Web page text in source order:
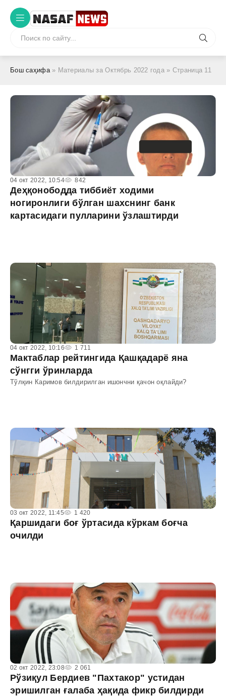
Бош саҳифа» Материалы за Октябрь 2022 года » Страница 11
04 окт 2022, 10:54 842
Деҳқонободда тиббиёт ходими
ногиронлиги бўлган шахснинг банк
картасидаги пулларини ўзлаштирди
04 окт 2022, 10:16 1 711
Мактаблар рейтингида Қашқадарё яна
сўнгги ўринларда
Тўлқин Каримов билдирилган ишончни қачон оқлайди?
03 окт 2022, 11:45 1 420
Қаршидаги боғ ўртасида кўркам боғча
очилди
02 окт 2022, 23:08 2 061
Рўзиқул Бердиев "Пахтакор" устидан
эришилган ғалаба ҳақида фикр билдирди